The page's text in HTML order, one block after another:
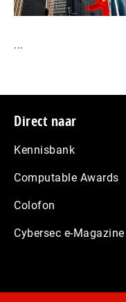
...
Footer
Direct naar
Kennisbank
Computable Awards
Colofon
Cybersec e-Magazine